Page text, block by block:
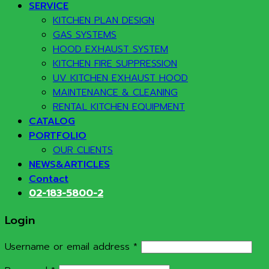
SERVICE
KITCHEN PLAN DESIGN
GAS SYSTEMS
HOOD EXHAUST SYSTEM
KITCHEN FIRE SUPPRESSION
UV KITCHEN EXHAUST HOOD
MAINTENANCE & CLEANING
RENTAL KITCHEN EQUIPMENT
CATALOG
PORTFOLIO
OUR CLIENTS
NEWS&ARTICLES
Contact
02-183-5800-2
Login
Username or email address * Required